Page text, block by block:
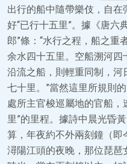
出行的船中隨帶樂伎，自
好“已行十五里”。據《唐六
郎”條：“水行之程，船之重
余水四十五里。空船溯河四
沿流之船，則輕重同制，
七十里。”當然這里所規則
處所主官梭巡屬地的官船，
里”的里程。據詩中晨光昏
算，年夜約不外兩刻鐘（即
潯陽江頭的夜晚，那位琵琶